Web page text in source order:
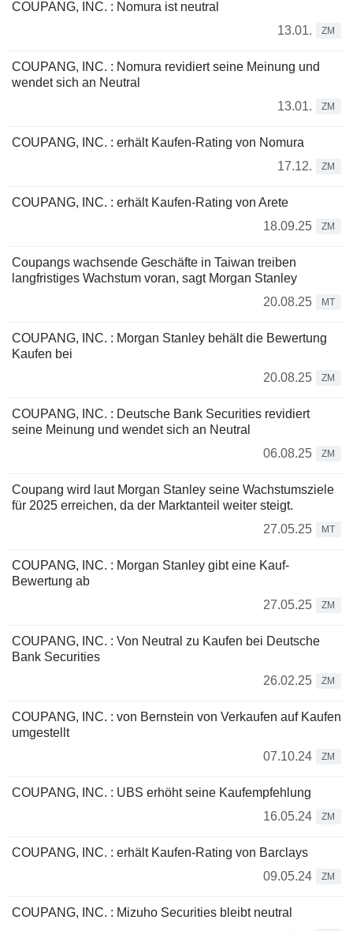
COUPANG, INC. : Nomura ist neutral
13.01.
ZM
COUPANG, INC. : Nomura revidiert seine Meinung und
wendet sich an Neutral
13.01.
ZM
COUPANG, INC. : erhält Kaufen-Rating von Nomura
17.12.
ZM
COUPANG, INC. : erhält Kaufen-Rating von Arete
18.09.25
ZM
Coupangs wachsende Geschäfte in Taiwan treiben
langfristiges Wachstum voran, sagt Morgan Stanley
20.08.25
MT
COUPANG, INC. : Morgan Stanley behält die Bewertung
Kaufen bei
20.08.25
ZM
COUPANG, INC. : Deutsche Bank Securities revidiert
seine Meinung und wendet sich an Neutral
06.08.25
ZM
Coupang wird laut Morgan Stanley seine Wachstumsziele
für 2025 erreichen, da der Marktanteil weiter steigt.
27.05.25
MT
COUPANG, INC. : Morgan Stanley gibt eine Kauf-
Bewertung ab
27.05.25
ZM
COUPANG, INC. : Von Neutral zu Kaufen bei Deutsche
Bank Securities
26.02.25
ZM
COUPANG, INC. : von Bernstein von Verkaufen auf Kaufen
umgestellt
07.10.24
ZM
COUPANG, INC. : UBS erhöht seine Kaufempfehlung
16.05.24
ZM
COUPANG, INC. : erhält Kaufen-Rating von Barclays
09.05.24
ZM
COUPANG, INC. : Mizuho Securities bleibt neutral